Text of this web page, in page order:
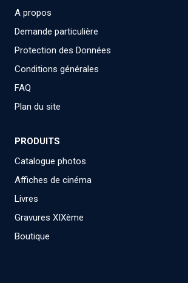
A propos
Demande particulière
Protection des Données
Conditions générales
FAQ
Plan du site
PRODUITS
Catalogue photos
Affiches de cinéma
Livres
Gravures XIXème
Boutique